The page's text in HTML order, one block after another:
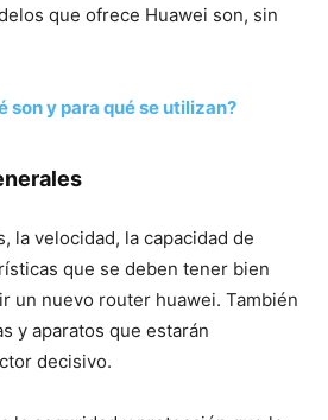
que ofrece Huawei son, sin
son y para qué se utilizan?
la velocidad, la capacidad de
que se deben tener bien
un nuevo router huawei. También
y aparatos que estarán
decisivo.